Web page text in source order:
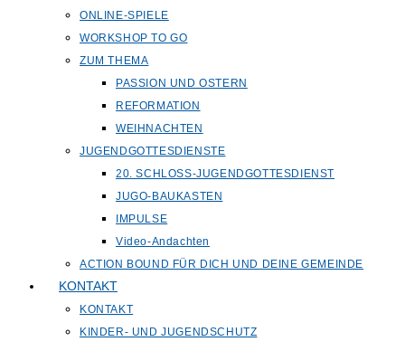
ONLINE-SPIELE
WORKSHOP TO GO
ZUM THEMA
PASSION UND OSTERN
REFORMATION
WEIHNACHTEN
JUGENDGOTTESDIENSTE
20. SCHLOSS-JUGENDGOTTESDIENST
JUGO-BAUKASTEN
IMPULSE
Video-Andachten
ACTION BOUND FÜR DICH UND DEINE GEMEINDE
KONTAKT
KONTAKT
KINDER- UND JUGENDSCHUTZ